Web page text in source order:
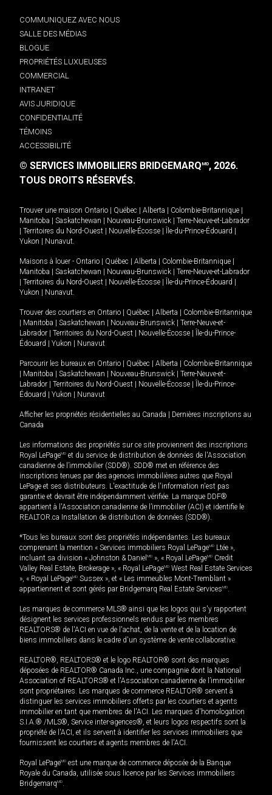
COMMUNIQUEZ AVEC NOUS
SALLE DES MÉDIAS
BLOGUE
PROPRIÉTÉS LUXUEUSES
COMMERCIAL
INTRANET
AVIS JURIDIQUE
CONFIDENTIALITÉ
TÉMOINS
ACCESSIBILITÉ
© SERVICES IMMOBILIERS BRIDGEMARQMD, 2026.
TOUS DROITS RÉSERVÉS.
Trouver une maison Ontario | Québec | Alberta | Colombie-Britannique |
Manitoba | Saskatchewan | Nouveau-Brunswick | Terre-Neuve-et-Labrador
| Territoires du Nord-Ouest | Nouvelle-Écosse | Île-du-Prince-Édouard |
Yukon | Nunavut
Maisons à louer - Ontario | Québec | Alberta | Colombie-Britannique |
Manitoba | Saskatchewan | Nouveau-Brunswick | Terre-Neuve-et-Labrador
| Territoires du Nord-Ouest | Nouvelle-Écosse | Île-du-Prince-Édouard |
Yukon | Nunavut
Trouver des courtiers en Ontario | Québec | Alberta | Colombie-Britannique
| Manitoba | Saskatchewan | Nouveau-Brunswick | Terre-Neuve-et-
Labrador | Territoires du Nord-Ouest | Nouvelle-Écosse | Île-du-Prince-
Édouard | Yukon | Nunavut
Parcourir les bureaux en Ontario | Québec | Alberta | Colombie-Britannique
| Manitoba | Saskatchewan | Nouveau-Brunswick | Terre-Neuve-et-
Labrador | Territoires du Nord-Ouest | Nouvelle-Écosse | Île-du-Prince-
Édouard | Yukon | Nunavut
Afficher les propriétés résidentielles au Canada | Dernières inscriptions au
Canada
Les informations des propriétés sur ce site proviennent des inscriptions
Royal LePageMD et du service de distribution de données de l'Association
canadienne de l’immobilier (SDD®). SDD® met en référence des
inscriptions tenues par des agences immobilières autres que Royal
LePage et ses distributeurs. L'exactitude de l'information n'est pas
garantie et devrait être indépendamment vérifiée. La marque DDF®
appartient à l'Association canadienne de l’immobilier (ACI) et identifie le
REALTOR.ca Installation de distribution de données (SDD®).
*Tous les bureaux sont des propriétés indépendantes. Les bureaux
comprenant la mention « Services immobiliers Royal LePageMD Ltée »,
incluant sa division « Johnston & Daniel MD », « Royal LePageMD Credit
Valley Real Estate, Brokerage », « Royal LePageMD West Real Estate Services
», « Royal LePageMD Sussex », et « Les immeubles Mont-Tremblant »
appartiennent et sont gérés par Bridgemarq Real Estate ServicesMD
Les marques de commerce MLS® ainsi que les logos qui s'y rapportent
désignent les services professionnels rendus par les membres
REALTORS® de l'ACI en vue de l'achat, de la vente et de la location de
biens immobiliers dans le cadre d'un système de vente collaborative.
REALTOR®, REALTORS® et le logo REALTOR® sont des marques
déposées de REALTOR® Canada Inc., une compagnie dont la National
Association of REALTORS® et l'Association canadienne de l’immobilier
sont propriétaires. Les marques de commerce REALTOR® servent à
distinguer les services immobiliers offerts par les courtiers et agents
immobilier en tant que membres de l'ACI. Les marques d'homologation
S.I.A.® /MLS®, Service inter-agences®, et leurs logos respectifs sont la
propriété de l'ACI, et ils servent à identifier les services immobiliers que
fournissent les courtiers et agents membres de l'ACI.
Royal LePageMD est une marque de commerce déposée de la Banque
Royale du Canada, utilisée sous licence par les Services immobiliers
BridgemarqMD